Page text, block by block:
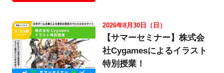
2026年8月30日（日）
【サマーセミナー】株式会
社Cygamesによるイラスト
特別授業！